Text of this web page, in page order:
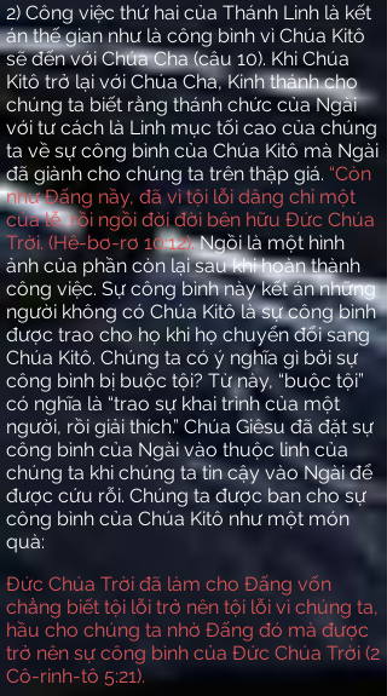
2) Công việc thứ hai của Thánh Linh là kết
án thế gian như là công bình vì Chúa Kitô
sẽ đến với Chúa Cha (câu 10). Khi Chúa
Kitô trở lại với Chúa Cha, Kinh thánh cho
chúng ta biết rằng thánh chức của Ngài
với tư cách là Linh mục tối cao của chúng
ta về sự công bình của Chúa Kitô mà Ngài
đã giành cho chúng ta trên thập giá. “Còn
như Đấng nầy, đã vì tội lỗi dâng chỉ một
của lễ, rồi ngồi đời đời bên hữu Đức Chúa
Trời. (Hê-bơ-rơ 10:12).Ngồi là một hình
ảnh của phần còn lại sau khi hoàn thành
công việc. Sự công bình này kết án những
người không có Chúa Kitô là sự công bình
được trao cho họ khi họ chuyển đổi sang
Chúa Kitô. Chúng ta có ý nghĩa gì bởi sự
công bình bị buộc tội? Từ này, “buộc tội”
có nghĩa là “trao sự khai trình của một
người, rồi giải thích.” Chúa Giêsu đã đặt sự
công bình của Ngài vào thuộc linh của
chúng ta khi chúng ta tin cậy vào Ngài để
được cứu rỗi. Chúng ta được ban cho sự
công bình của Chúa Kitô như một món
quà:
Đức Chúa Trời đã làm cho Đấng vốn
chẳng biết tội lỗi trở nên tội lỗi vì chúng ta,
hầu cho chúng ta nhờ Đấng đó mà được
trở nên sự công bình của Đức Chúa Trời (2
Cô-rinh-tô 5:21).